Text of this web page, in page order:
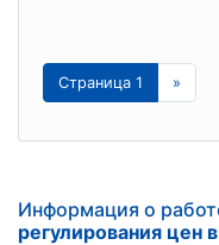
Страница 1 »
Информация о
регулирования цен